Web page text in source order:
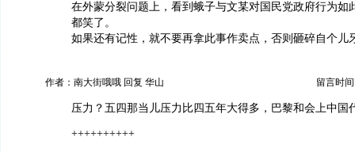
在外蒙分裂问题上，看到蛾子与文某对国民党政府行为如
都笑了。
如果还有记性，就不要再拿此事作卖点，否则砸碎自个儿
作者：南大街哦哦 回复 华山 留言时间
压力？五四那当儿压力比四五年大得多，巴黎和会上中国
++++++++++